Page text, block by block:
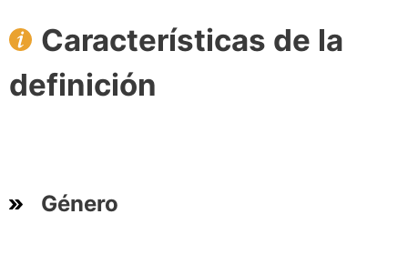
Características de la
definición
Género